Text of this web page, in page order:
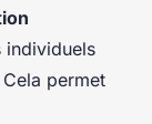
individuels
Cela permet